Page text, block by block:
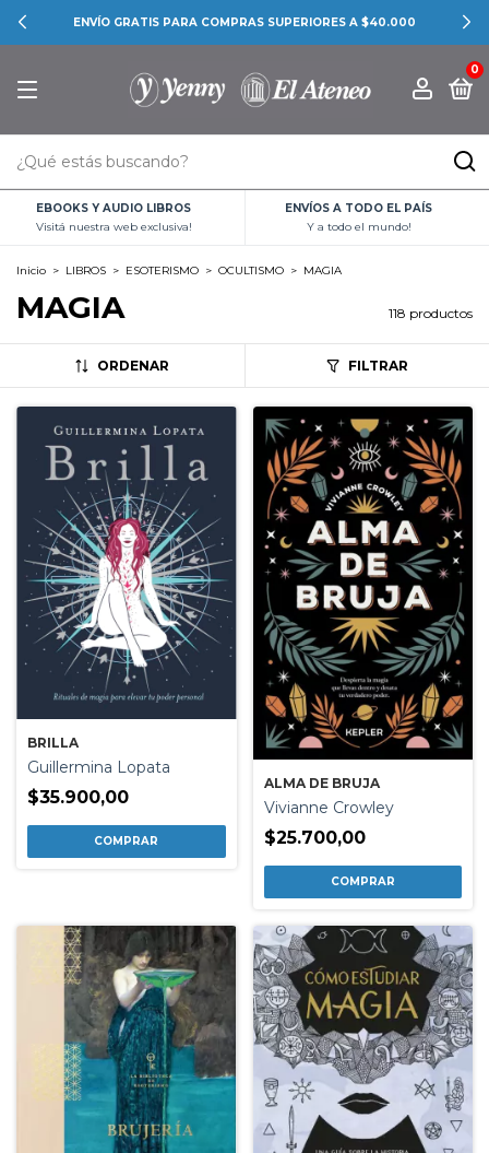
CONOCÉ LAS PROMOCIONES BANCARIAS
0
EBOOKS Y AUDIO LIBROS
Visitá nuestra web exclusiva!
ENVÍOS A TODO EL PAÍS
Y a todo el mundo!
Inicio > LIBROS > ESOTERISMO > OCULTISMO > MAGIA
MAGIA 118 productos
ORDENAR FILTRAR
BRILLA
Guillermina Lopata
$35.900,00
ALMA DE BRUJA
Vivianne Crowley
$25.700,00